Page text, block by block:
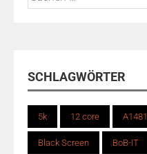
nach:
SCHLAGWÖRTER
5k 12 core A1481
Black Screen BoB-IT